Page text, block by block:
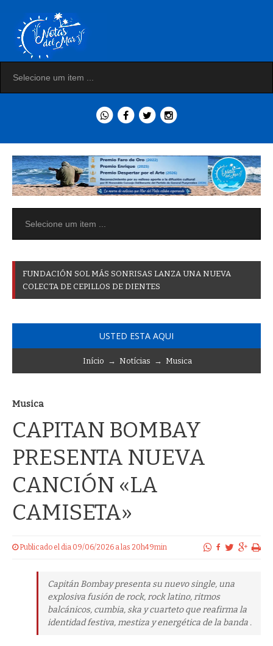
FUNDACIÓN SOL MÁS SONRISAS LANZA UNA NUEVA
COLECTA DE CEPILLOS DE DIENTES
USTED ESTA AQUI
Início → Notícias → Musica
Musica
CAPITAN BOMBAY
PRESENTA NUEVA
CANCIÓN «LA
CAMISETA»
Publicado el dia 09/06/2026 a las 20h49min
Capitán Bombay presenta su nuevo single, una
explosiva fusión de rock, rock latino, ritmos
balcánicos, cumbia, ska y cuarteto que reafirma la
identidad festiva, mestiza y energética de la banda .